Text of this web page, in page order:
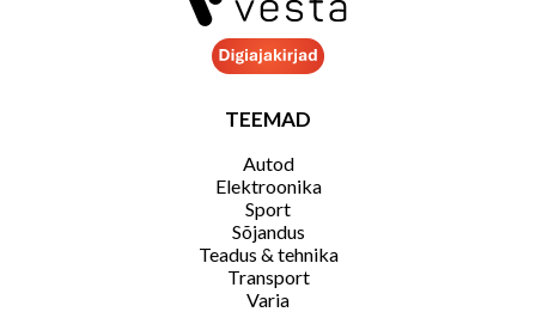
TEEMAD
Autod
Elektroonika
Sport
Sõjandus
Teadus & tehnika
Transport
Varia